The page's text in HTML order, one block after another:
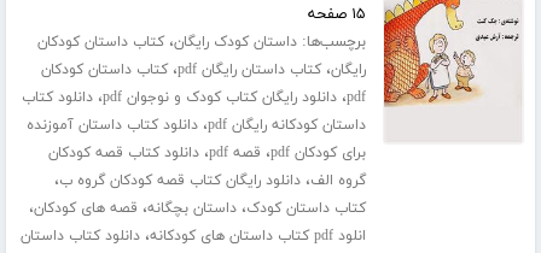
۱۵ صفحه
برچسب‌ها:داستان کودک رایگان،کتاب داستان کودکان
رایگان،کتاب داستان رایگان pdf ،کتاب داستان کودکان
pdf،دانلود رایگان کتاب کودک و نوجوان pdf ،دانلود کتاب
داستان کودکانه رایگان pdf
،دانلود کتاب داستان آموزنده
برای کودکان pdf
، قصه pdf ،دانلود کتاب قصه کودکان
گروه الف،دانلود رایگان کتاب قصه کودکان گروه ب،
کتاب داستان کودک،داستان بچگانه، قصه های کودکان،
انلود pdf کتاب داستان های کودکانه ،دانلود کتاب داستان